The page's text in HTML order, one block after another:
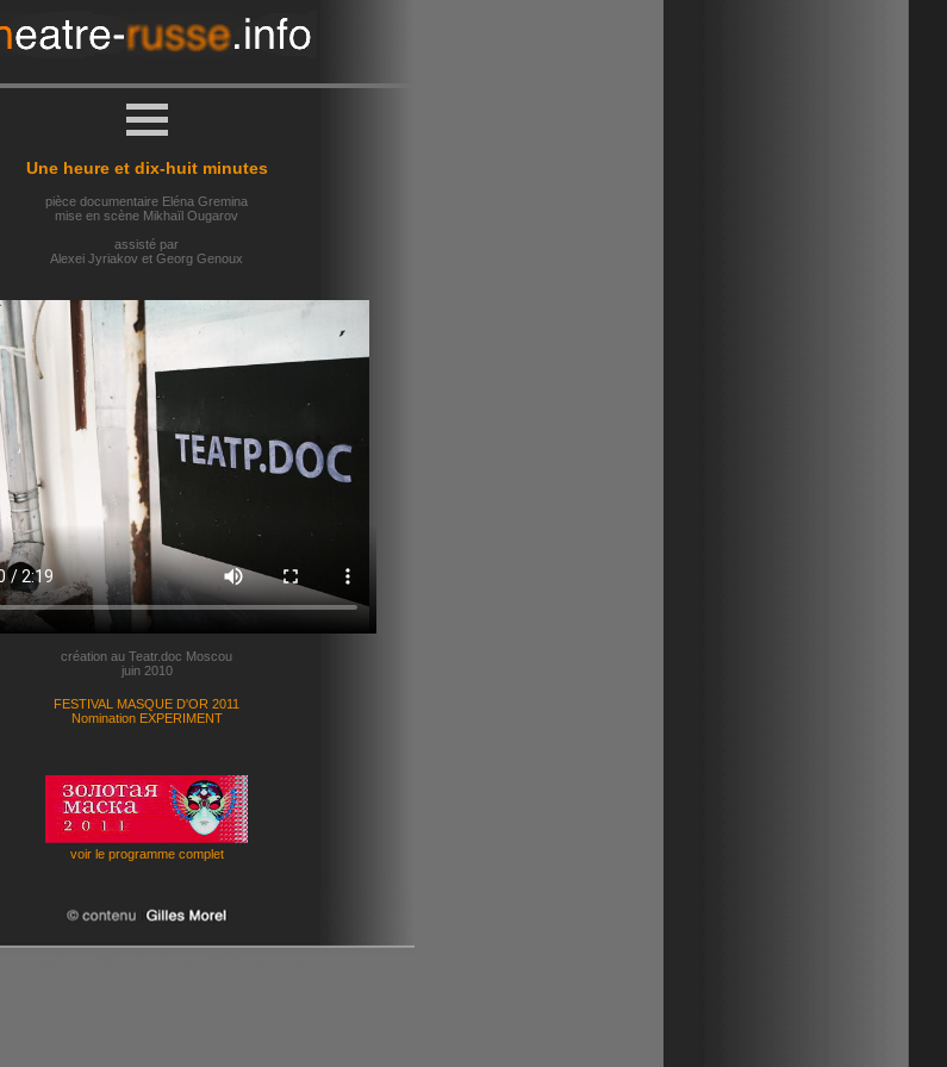
Une heure et dix-huit minutes
pièce documentaire Eléna Gremina
mise en scène Mikhaïl Ougarov
assisté par
Alexei Jyriakov et Georg Genoux
création au Teatr.doc Moscou
juin 2010
FESTIVAL MASQUE D'OR 2011
Nomination EXPERIMENT
voir le programme complet